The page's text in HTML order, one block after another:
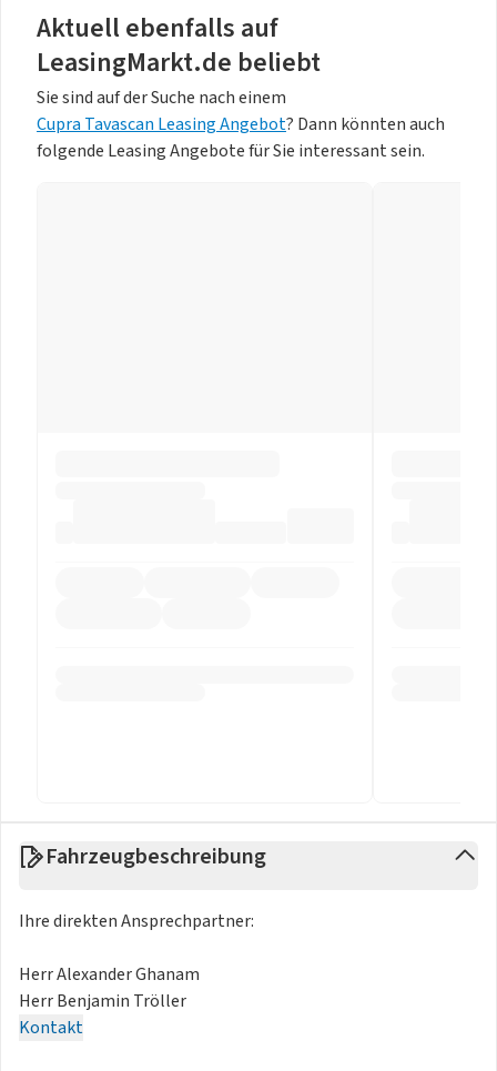
Aktuell ebenfalls auf
LeasingMarkt.de beliebt
Sie sind auf der Suche nach einem
Cupra Tavascan Leasing Angebot? Dann könnten auch
folgende Leasing Angebote für Sie interessant sein.
Fahrzeugbeschreibung
Ihre direkten Ansprechpartner:
Herr Alexander Ghanam
Herr Benjamin Tröller
Kontakt